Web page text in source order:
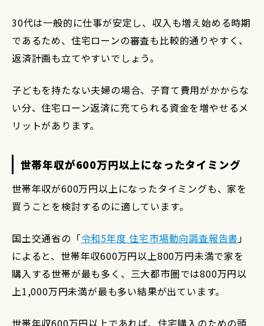
30代は一般的に仕事が安定し、収入も増え始める時期
であるため、住宅ローンの審査も比較的通りやすく、
返済計画も立てやすいでしょう。
子どもを持たない夫婦の場合、子育て費用がかからな
い分、住宅ローン返済に充てられる資金を増やせるメ
リットがあります。
世帯年収が600万円以上になったタイミング
世帯年収が600万円以上になったタイミングも、家を
買うことを検討するのに適しています。
国土交通省の「令和5年度 住宅市場動向調査報告書」
によると、世帯年収600万円以上800万円未満で家を
購入する世帯が最も多く、三大都市圏では800万円以
上1,000万円未満が最も多い結果が出ています。
世帯年収600万円以上であれば、住宅購入のための頭